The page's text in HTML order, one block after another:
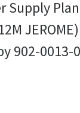
Supply
JEROME)
902-0013-